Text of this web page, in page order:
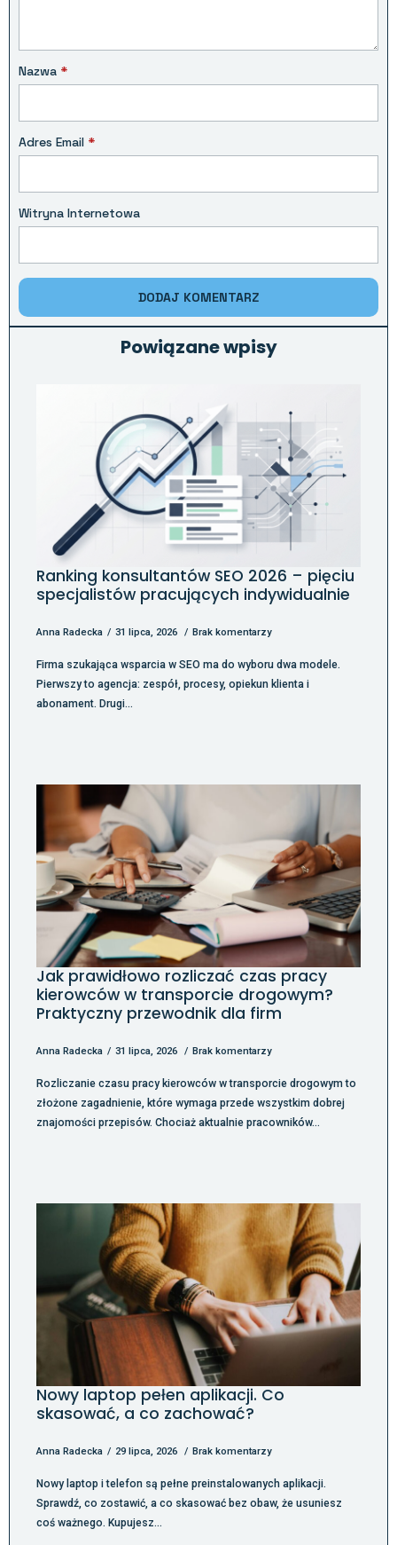
Nazwa *
Adres Email *
Witryna Internetowa
Powiązane wpisy
Ranking konsultantów SEO 2026 – pięciu
specjalistów pracujących indywidualnie
Anna Radecka 31 lipca, 2026 Brak komentarzy
Firma szukająca wsparcia w SEO ma do wyboru dwa modele.
Pierwszy to agencja: zespół, procesy, opiekun klienta i
abonament. Drugi…
Jak prawidłowo rozliczać czas pracy
kierowców w transporcie drogowym?
Praktyczny przewodnik dla firm
Anna Radecka 31 lipca, 2026 Brak komentarzy
Rozliczanie czasu pracy kierowców w transporcie drogowym to
złożone zagadnienie, które wymaga przede wszystkim dobrej
znajomości przepisów. Chociaż aktualnie pracowników…
Nowy laptop pełen aplikacji. Co
skasować, a co zachować?
Anna Radecka 29 lipca, 2026 Brak komentarzy
Nowy laptop i telefon są pełne preinstalowanych aplikacji.
Sprawdź, co zostawić, a co skasować bez obaw, że usuniesz
coś ważnego. Kupujesz…